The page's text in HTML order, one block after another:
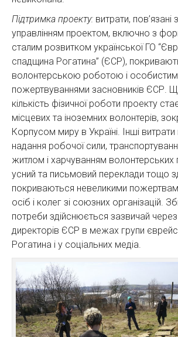
Підтримка проекту: витрати,
управлінням проектом, включно з
сталим розвитком української ГО
спадщина Рогатина” (ЄСР),
волонтерською роботою і
пожертвуваннями засновників ЄСР.
кількість фізичної роботи проекту
місцевих та іноземних волонтерів,
Корпусом миру в Україні. Інші витрати
надання робочої сили,
житлом і харчуванням волонтерських
усний та письмовий переклади тощо
покриваються невеликими
осіб і колег зі союзних організацій.
потреби здійснюється зазвичай
директорів ЄСР в межах групи
Рогатина і у соціальних медіа.